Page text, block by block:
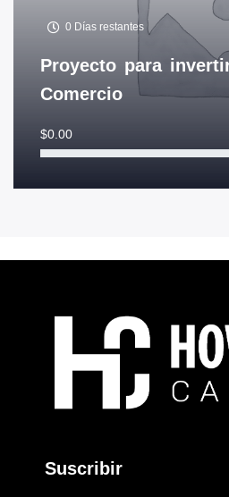
0 Días restantes
Proyecto para
Comercio
$0.00
Suscribir